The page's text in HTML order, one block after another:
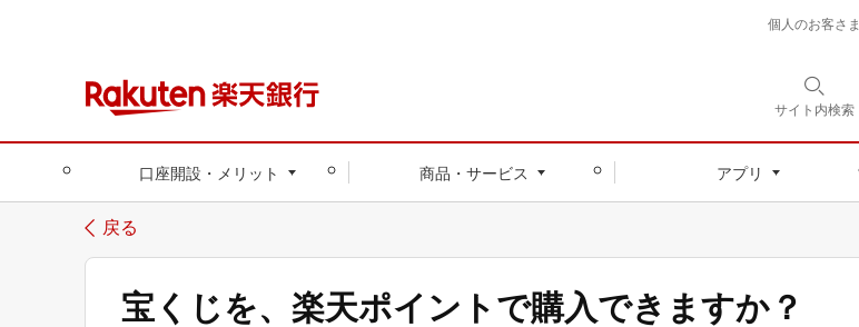
個人のお客さま
サイト内検索
口座開設・メリット 商品・サービス アプリ
戻る
宝くじを、楽天ポイントで購入できますか？